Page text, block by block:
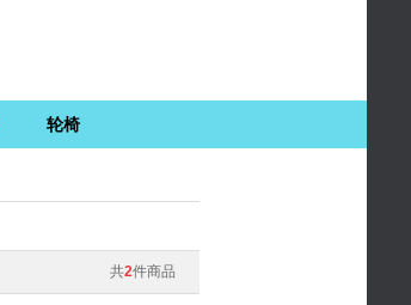
轮椅
共2件商品